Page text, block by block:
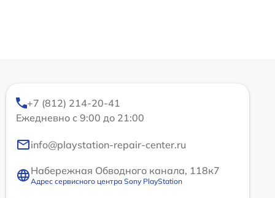
+7 (812) 214-20-41
Ежедневно с 9:00 до 21:00
info@playstation-repair-center.ru
Набережная Обводного канала, 118к7
Адрес сервисного центра Sony PlayStation